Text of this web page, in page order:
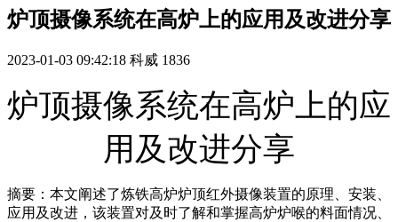
​炉顶摄像系统在高炉上的应用及改进分享
2023-01-03 09:42:18 科威 1836
炉顶摄像系统在高炉上的应
用及改进分享
摘要：本文阐述了炼铁高炉炉顶红外摄像装置的原理、安装、
应用及改进，该装置对及时了解和掌握高炉炉喉的料面情况、